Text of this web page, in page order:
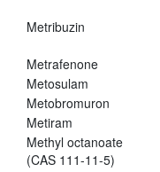
Metribuzin
Metrafenone
Metosulam
Metobromuron
Metiram
Methyl octanoate
(CAS 111-11-5)